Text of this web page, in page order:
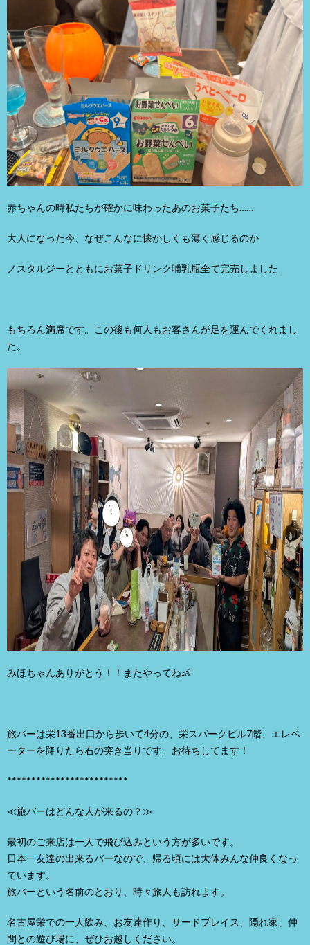
赤ちゃんの時私たちが確かに味わったあのお菓子たち……
大人になった今、なぜこんなに懐かしくも薄く感じるのか
ノスタルジーとともにお菓子ドリンク哺乳瓶全て完売しました
もちろん満席です。この後も何人もお客さんが足を運んでくれまし
た。
みほちゃんありがとう！！またやってね👶
旅バーは栄13番出口から歩いて4分の、栄スパークビル7階、エレベ
ーターを降りたら右の突き当りです。お待ちしてます！
*************************
≪旅バーはどんな人が来るの？≫
最初のご来店は一人で飛び込みという方が多いです。
日本一友達の出来るバーなので、帰る頃には大体みんな仲良くなっ
ています。
旅バーという名前のとおり、時々旅人も訪れます。
名古屋栄での一人飲み、お友達作り、サードプレイス、隠れ家、仲
間との遊び場に、ぜひお越しください。